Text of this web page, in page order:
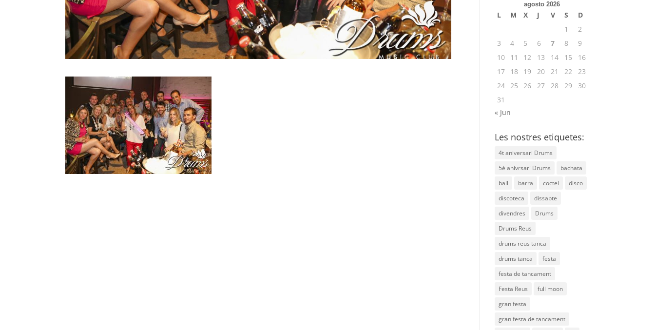
agosto 2026
L M X J V S
D
1
2
3
4 5 6 7 8
9
10
11 12 13 14 15
16
17
18 19 20 21 22
23
24 25 26 27 28 29
30
31
« Jun
Les nostres etiquetes:
4t aniversari Drums
5è anivrsari Drums
bachata
ball
barra coctel
disco
discoteca
dissabte
divendres
Drums
Drums Reus
drums reus tanca
drums tanca
festa
festa de tancament
Festa Reus
full moon
gran festa
gran festa de tancament